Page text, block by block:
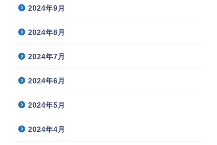
2024年9月
2024年8月
2024年7月
2024年6月
2024年5月
2024年4月